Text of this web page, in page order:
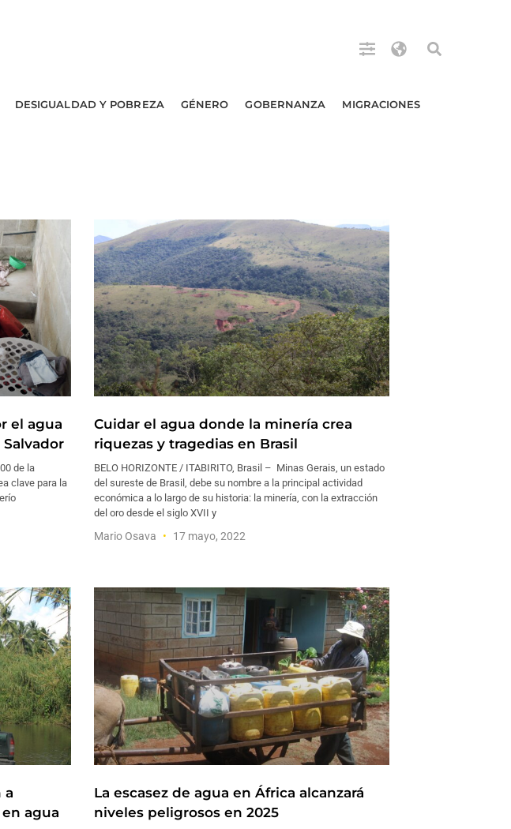
DESIGUALDAD Y POBREZA GÉNERO GOBERNANZA MIGRACIONES
el agua
de la
clave para la
Cuidar el agua donde la minería crea
riquezas y tragedias en Brasil
BELO HORIZONTE / ITABIRITO, Brasil – Minas Gerais, un estado
del sureste de Brasil, debe su nombre a la principal actividad
económica a lo largo de su historia: la minería, con la extracción
del oro desde el siglo XVII y
Mario Osava 17 mayo, 2022
a
agua
La escasez de agua en África alcanzará
niveles peligrosos en 2025